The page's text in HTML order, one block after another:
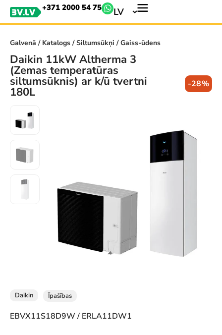
+371 2000 54 75 LV
Galvenā / Katalogs/Siltumsūkņi / Gaiss-ūdens
Daikin 11kW Altherma 3
(Zemas temperatūras
siltumsūknis) ar k/ū tvertni
180L
-28%
Daikin Īpašības
EBVX11S18D9W / ERLA11DW1